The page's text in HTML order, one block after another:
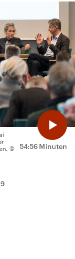
54:56 Minuten
©